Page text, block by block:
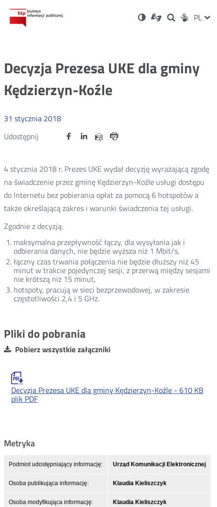
Ustawienia
Wersja
kontrastowa
Dla
niesłyszących
OtwórzOtwórz
w
Otwórz
w
Social PL
Decyzja Prezesa UKE dla gminy
Kędzierzyn-Koźle
31 stycznia 2018
Udostępnij
Udostępnij
Otwórz Udostępnij
na
OtwórzUdostępnij
na
OtwórzUdostępnij
przez
4 stycznia 2018 r. Prezes UKE wydał decyzję wyrażającą zgodę
na świadczenie przez gminę Kędzierzyn-Koźle usługi dostępu
do Internetu bez pobierania opłat za pomocą 6 hotspotów a
także określającą zakres i warunki świadczenia tej usługi.
Zgodnie z decyzją:
maksymalna przepływność łączy, dla wysyłania jak i
odbierania danych, nie będzie wyższa niż 1 Mbit/s,
łączny czas trwania połączenia nie będzie dłuższy niż 45
minut w trakcie pojedynczej sesji, z przerwą między sesjami
nie krótszą niż 15 minut,
hotspoty, pracują w sieci bezprzewodowej, w zakresie
częstotliwości 2,4 i 5 GHz.
Pliki do pobrania
Pobierz wszystkie załączniki
Decyzja Prezesa UKE dla gminy Kędzierzyn-Koźle - 610 KB
plik PDF
Metryka
Podmiot udostępniający informację: Urząd Komunikacji Elektronicznej
Osoba publikująca informację: Klaudia Kieliszczyk
Osoba modyfikująca informację: Klaudia Kieliszczyk